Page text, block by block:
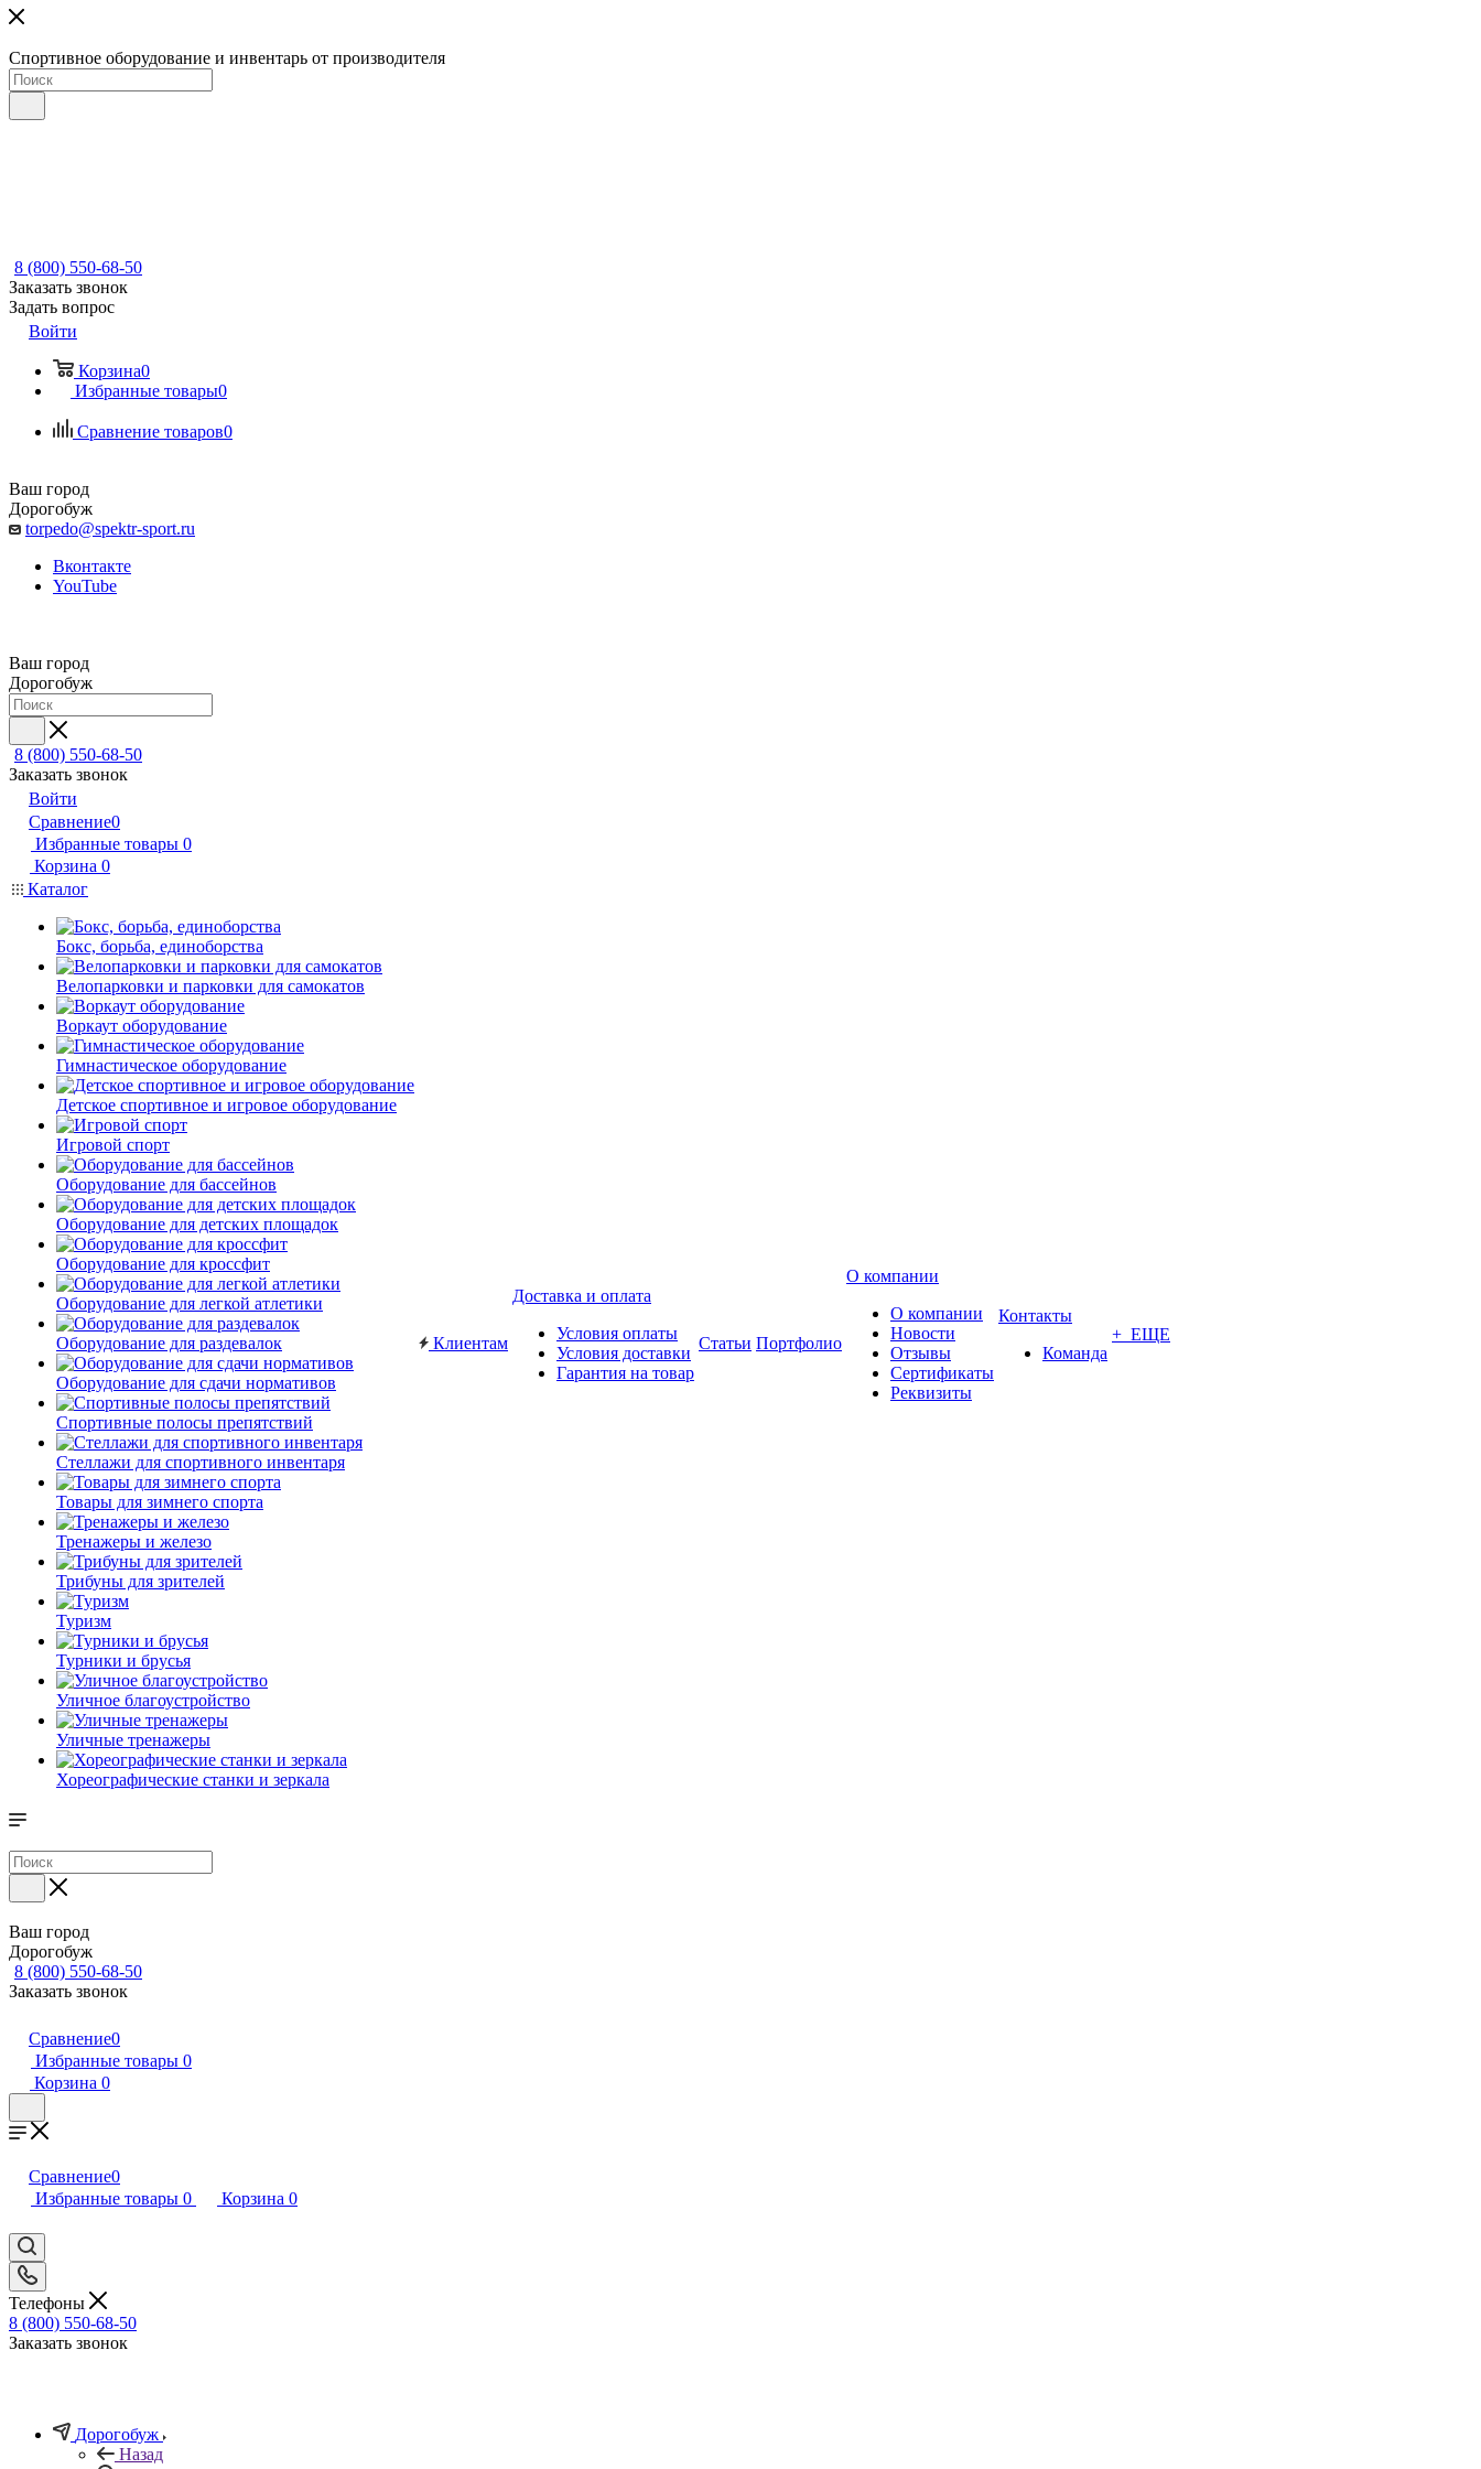
Спортивное оборудование и инвентарь от производителя
8 (800) 550-68-50
Заказать звонок
Задать вопрос
Войти
Корзина0
Избранные товары0
Сравнение товаров0
Ваш город
Дорогобуж
torpedo@spektr-sport.ru
Вконтакте
YouTube
Ваш город
Дорогобуж
8 (800) 550-68-50
Заказать звонок
Войти
Сравнение0
Избранные товары 0
Корзина 0
Каталог
Бокс, борьба, единоборства
Велопарковки и парковки для самокатов
Воркаут оборудование
Гимнастическое оборудование
Детское спортивное и игровое оборудование
Игровой спорт
Оборудование для бассейнов
Оборудование для детских площадок
Оборудование для кроссфит
Оборудование для легкой атлетики
Оборудование для раздевалок
Оборудование для сдачи нормативов
Спортивные полосы препятствий
Стеллажи для спортивного инвентаря
Товары для зимнего спорта
Тренажеры и железо
Трибуны для зрителей
Туризм
Турники и брусья
Уличное благоустройство
Уличные тренажеры
Хореографические станки и зеркала
Клиентам
Доставка и оплата
Условия оплаты
Условия доставки
Гарантия на товар
Статьи Портфолио
О компании
О компании
Новости
Отзывы
Сертификаты
Реквизиты
Контакты
Команда
+ ЕЩЕ
Ваш город
Дорогобуж
8 (800) 550-68-50
Заказать звонок
Сравнение0
Избранные товары 0
Корзина 0
Сравнение0
Избранные товары 0 Корзина 0
Телефоны
8 (800) 550-68-50
Заказать звонок
Дорогобуж
Назад